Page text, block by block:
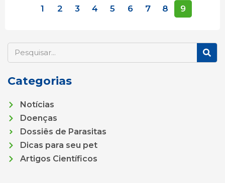
1 2 3 4 5 6 7 8 9
r
h
Categorias
Notícias
Doenças
Dossiês de Parasitas
Dicas para seu pet
Artigos Científicos